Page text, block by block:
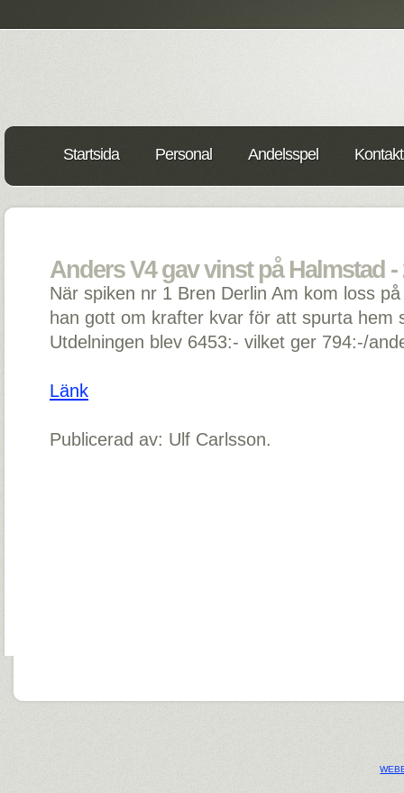
Startsida Personal Andelsspel
Anders V4 gav vinst på Halmstad -
När spiken nr 1 Bren Derlin Am kom loss
han gott om krafter kvar för att spurta hem
Utdelningen blev 6453:- vilket ger 794:-/
Länk
Publicerad av: Ulf Carlsson.